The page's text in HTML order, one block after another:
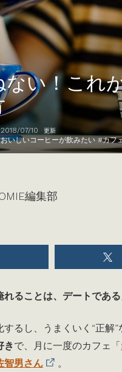
ない！これ
2018/07/10 更新
おいしいコーヒーが飲みたい #カフ
編集部
れることは、デートであ
するし、うまくいく“正解
きで、月に一度のカフェ「
智男さん
。